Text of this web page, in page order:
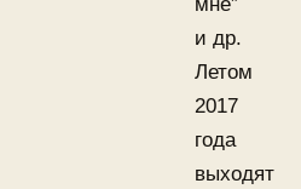
и др.
Летом
2017
года
выходят